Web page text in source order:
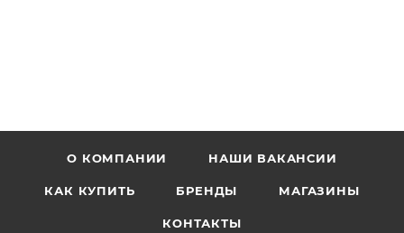
О КОМПАНИИ НАШИ ВАКАНСИИ
КАК КУПИТЬ БРЕНДЫ МАГАЗИНЫ
КОНТАКТЫ